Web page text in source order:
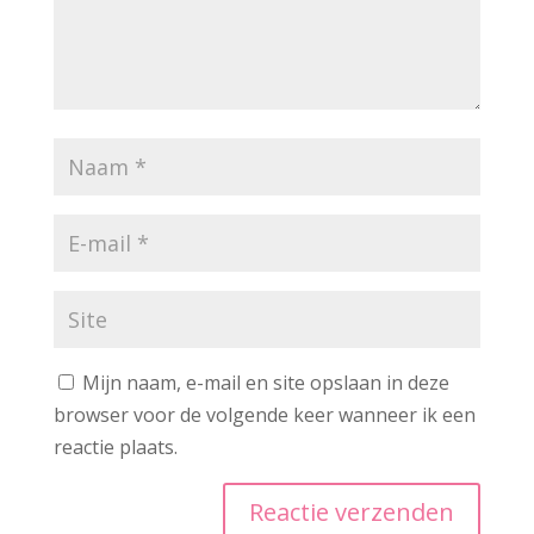
Mijn naam, e-mail en site opslaan in deze
browser voor de volgende keer wanneer ik een
reactie plaats.